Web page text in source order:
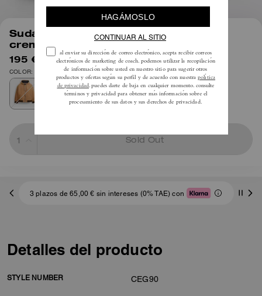
Sudadera con capucha de lona y
cremallera
195 € 325 €
COLOR: Arena
Sold Out
3 plazos de 65,00 € sin intereses (0% TAE) con
Detalles del producto
STYLE NUMBER CEG90